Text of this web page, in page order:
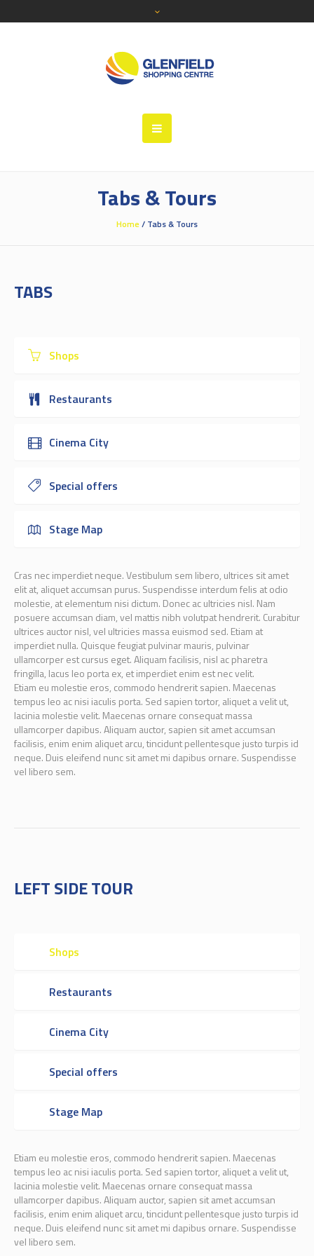
Tabs & Tours
Home/ Tabs & Tours
TABS
Shops
Restaurants
Cinema City
Special offers
Stage Map
Cras nec imperdiet neque. Vestibulum sem libero, ultrices sit amet
elit at, aliquet accumsan purus. Suspendisse interdum felis at odio
molestie, at elementum nisi dictum. Donec ac ultricies nisl. Nam
posuere accumsan diam, vel mattis nibh volutpat hendrerit. Curabitur
ultrices auctor nisl, vel ultricies massa euismod sed. Etiam at
imperdiet nulla. Quisque feugiat pulvinar mauris, pulvinar
ullamcorper est cursus eget. Aliquam facilisis, nisl ac pharetra
fringilla, lacus leo porta ex, et imperdiet enim est nec velit.
Etiam eu molestie eros, commodo hendrerit sapien. Maecenas
tempus leo ac nisi iaculis porta. Sed sapien tortor, aliquet a velit ut,
lacinia molestie velit. Maecenas ornare consequat massa
ullamcorper dapibus. Aliquam auctor, sapien sit amet accumsan
facilisis, enim enim aliquet arcu, tincidunt pellentesque justo turpis id
neque. Duis eleifend nunc sit amet mi dapibus ornare. Suspendisse
vel libero sem.
LEFT SIDE TOUR
Shops
Restaurants
Cinema City
Special offers
Stage Map
Etiam eu molestie eros, commodo hendrerit sapien. Maecenas
tempus leo ac nisi iaculis porta. Sed sapien tortor, aliquet a velit ut,
lacinia molestie velit. Maecenas ornare consequat massa
ullamcorper dapibus. Aliquam auctor, sapien sit amet accumsan
facilisis, enim enim aliquet arcu, tincidunt pellentesque justo turpis id
neque. Duis eleifend nunc sit amet mi dapibus ornare. Suspendisse
vel libero sem.